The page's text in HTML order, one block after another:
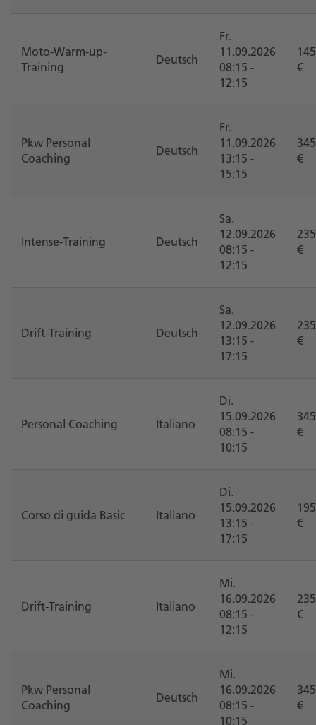
Moto-Warm-up-
Training
Deutsch
Fr.
11.09.2026
08:15 -
12:15
145
€
Pkw Personal
Coaching
Deutsch
Fr.
11.09.2026
13:15 -
15:15
345
€
Intense-Training Deutsch
Sa.
12.09.2026
08:15 -
12:15
235
€
Drift-Training Deutsch
Sa.
12.09.2026
13:15 -
17:15
235
€
Personal Coaching Italiano
Di.
15.09.2026
08:15 -
10:15
345
€
Corso di guida Basic Italiano
Di.
15.09.2026
13:15 -
17:15
195
€
Drift-Training Italiano
Mi.
16.09.2026
08:15 -
12:15
235
€
Pkw Personal
Coaching
Deutsch
Mi.
16.09.2026
08:15 -
10:15
345
€